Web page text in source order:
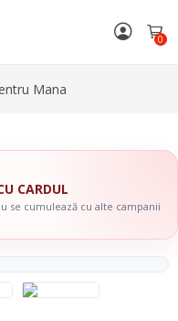
0
Mana
CARDUL
se cumulează cu alte campanii